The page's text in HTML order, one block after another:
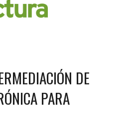
DE
PARA